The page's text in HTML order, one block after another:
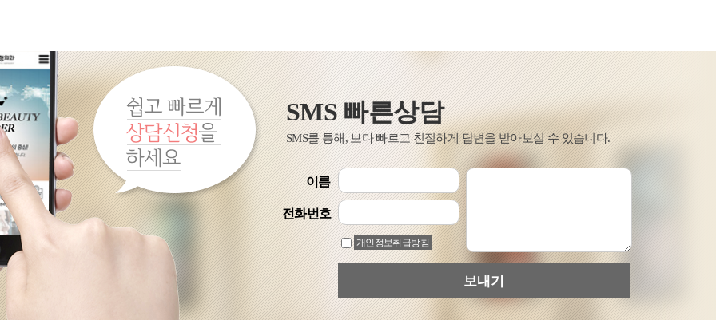
SMS 빠른상담
SMS를 통해, 보다 빠르고 친절하게 답변을 받아보실 수 있습니다.
이름
전화번호
개인정보취급방침